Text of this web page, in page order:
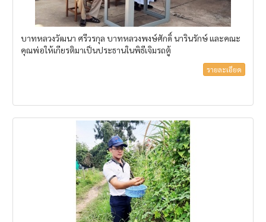
บาทหลวงวัฒนา ศรีวรกุล บาทหลวงพงษ์ศักดิ์ นารินรักษ์ และคณะ
คุณพ่อให้เกียรติมาเป็นประธานในพิธีเจิมรถตู้
รายละเอียด